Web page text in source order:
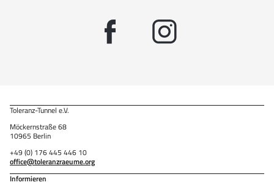
Toleranz-Tunnel e.V.
Möckernstraße 68
10965 Berlin
+49 (0) 176 445 446 10
office@toleranzraeume.org
Informieren